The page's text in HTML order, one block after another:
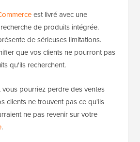
est livré avec une
de produits intégrée.
de sérieuses limitations.
que vos clients ne pourront pas
qu'ils recherchent.
vous pourriez perdre des ventes
clients ne trouvent pas ce qu'ils
ne pas revenir sur votre
.